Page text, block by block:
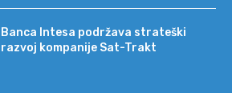
Banca Intesa podržava strateški
razvoj kompanije Sat-Trakt